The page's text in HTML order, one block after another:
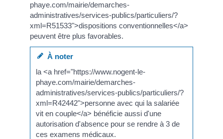
phaye.com/mairie/demarches-
administratives/services-publics/particuliers/?
xml=R51533">dispositions conventionnelles</a>
peuvent être plus favorables.
À noter
la <a href="https://www.nogent-le-
phaye.com/mairie/demarches-
administratives/services-publics/particuliers/?
xml=R42442">personne avec qui la salariée
vit en couple</a> bénéficie aussi d'une
autorisation d'absence pour se rendre à 3 de
ces examens médicaux.